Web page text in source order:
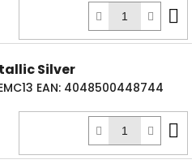
Silver
EAN: 4048500448744